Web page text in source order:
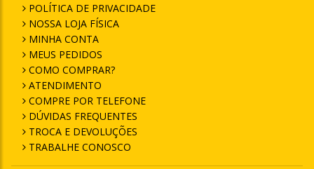
POLÍTICA DE PRIVACIDADE
NOSSA LOJA FÍSICA
MINHA CONTA
MEUS PEDIDOS
COMO COMPRAR?
ATENDIMENTO
COMPRE POR TELEFONE
DÚVIDAS FREQUENTES
TROCA E DEVOLUÇÕES
TRABALHE CONOSCO